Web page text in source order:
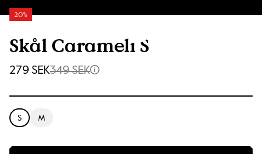
Skål Carameli S
20%
279 SEK349 SEK
S M